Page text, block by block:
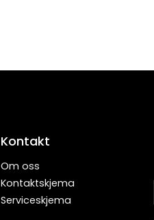
Kontakt
Om oss
Kontaktskjema
Serviceskjema